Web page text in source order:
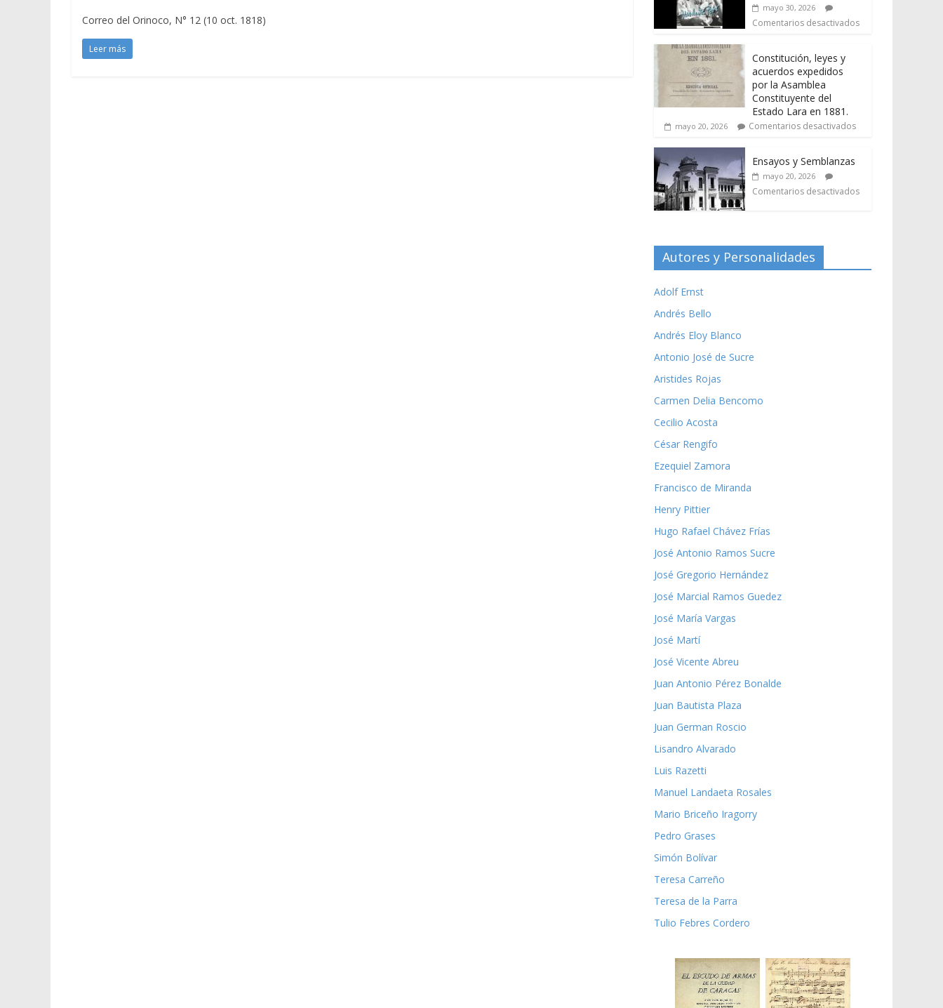
Correo del Orinoco, N° 12 (10 oct. 1818)
Leer más
mayo 30, 2026
Comentarios desactivados
Constitución, leyes y
acuerdos expedidos
por la Asamblea
Constituyente del
Estado Lara en 1881.
mayo 20, 2026 Comentarios desactivados
Ensayos y Semblanzas
mayo 20, 2026
Comentarios desactivados
Autores y Personalidades
Adolf Ernst
Andrés Bello
Andrés Eloy Blanco
Antonio José de Sucre
Aristides Rojas
Carmen Delia Bencomo
Cecilio Acosta
César Rengifo
Ezequiel Zamora
Francisco de Miranda
Henry Pittier
Hugo Rafael Chávez Frías
José Antonio Ramos Sucre
José Gregorio Hernández
José Marcial Ramos Guedez
José María Vargas
José Martí
José Vicente Abreu
Juan Antonio Pérez Bonalde
Juan Bautista Plaza
Juan German Roscio
Lisandro Alvarado
Luis Razetti
Manuel Landaeta Rosales
Mario Briceño Iragorry
Pedro Grases
Simón Bolívar
Teresa Carreño
Teresa de la Parra
Tulio Febres Cordero